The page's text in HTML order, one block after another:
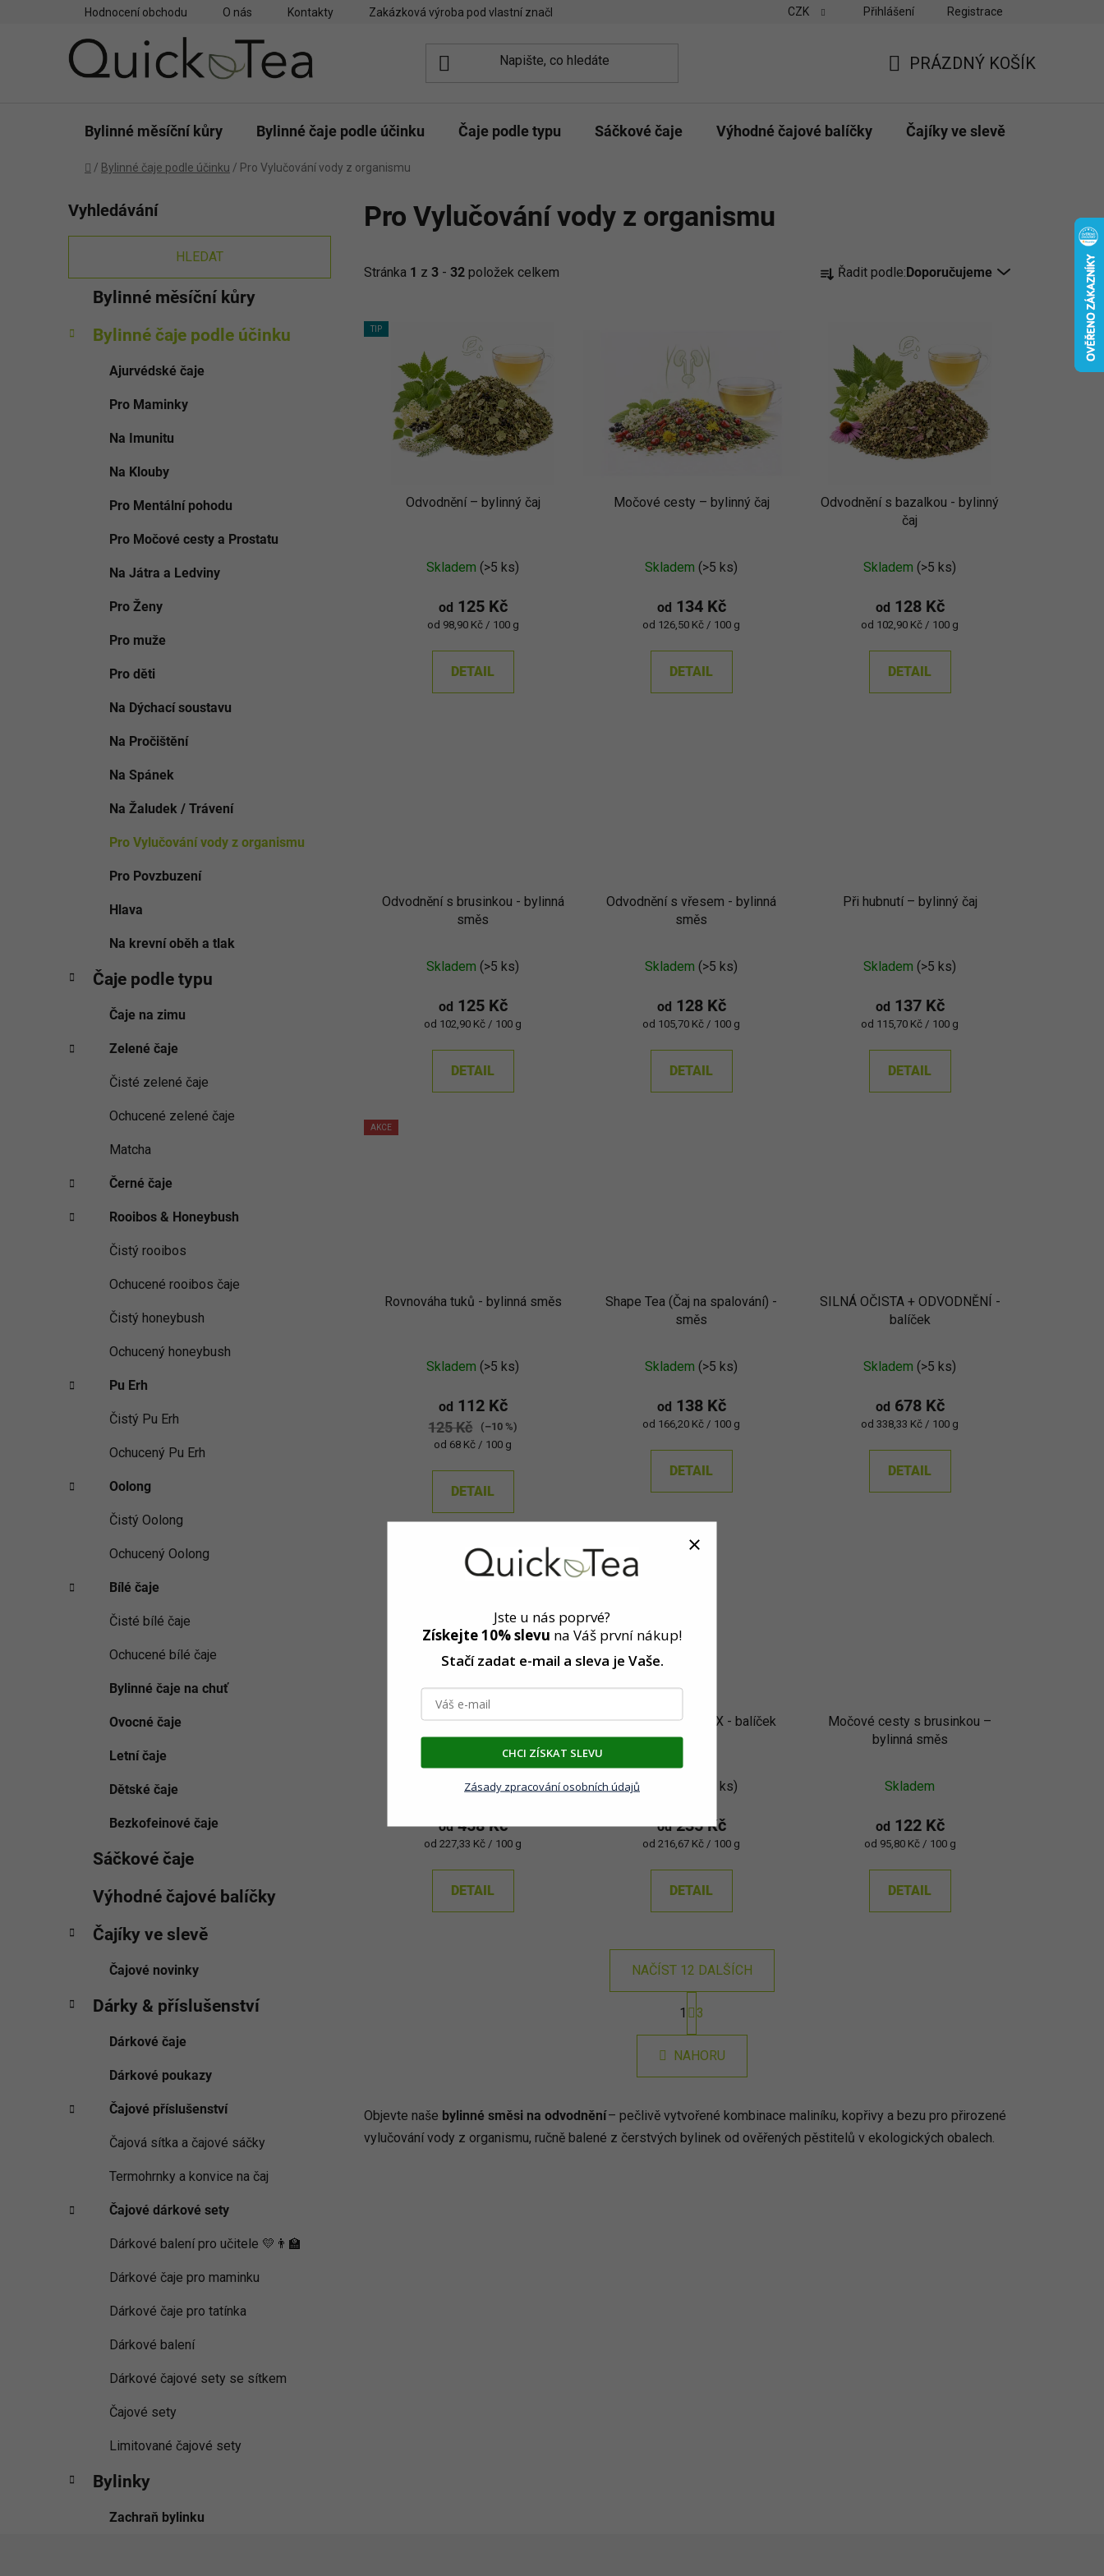
Hodnocení obchodu O nás Kontakty Zakázková výroba pod vlastní značkou Velkoobchodní odběr pro obchody Možnosti platby a
CZK Přihlášení Registrace
KOŠÍK
PRÁZDNÝ KOŠÍK
Bylinné měsíční kůry Bylinné čaje podle účinku Čaje podle typu Sáčkové čaje Výhodné čajové balíčky Čajíky ve slevě
Domů
/ Bylinné čaje podle účinku / Pro Vylučování vody z organismu
o
s
r
n
Vyhledávání
HLEDAT
kategorie
e
Bylinné měsíční kůry
Bylinné čaje podle účinku
Ajurvédské čaje
Pro Maminky
Na Imunitu
Na Klouby
Pro Mentální pohodu
Pro Močové cesty a Prostatu
Na Játra a Ledviny
Pro Ženy
Pro muže
Pro děti
Na Dýchací soustavu
Na Pročištění
Na Spánek
Na Žaludek / Trávení
Pro Vylučování vody z organismu
Pro Povzbuzení
Hlava
Na krevní oběh a tlak
Čaje podle typu
Čaje na zimu
Zelené čaje
Čisté zelené čaje
Ochucené zelené čaje
Matcha
Černé čaje
Rooibos & Honeybush
Čistý rooibos
Ochucené rooibos čaje
Čistý honeybush
Ochucený honeybush
Pu Erh
Čistý Pu Erh
Ochucený Pu Erh
Oolong
Čistý Oolong
Ochucený Oolong
Bílé čaje
Čisté bílé čaje
Ochucené bílé čaje
Bylinné čaje na chuť
Ovocné čaje
Letní čaje
Dětské čaje
Bezkofeinové čaje
Sáčkové čaje
Výhodné čajové balíčky
Čajíky ve slevě
Čajové novinky
Dárky & příslušenství
Dárkové čaje
Dárkové poukazy
Čajové příslušenství
Čajová sítka a čajové sáčky
Termohrnky a konvice na čaj
Čajové dárkové sety
Dárkové balení pro učitele 💛👨‍🏫
Dárkové čaje pro maminku
Dárkové čaje pro tatínka
Dárkové balení
Dárkové čajové sety se sítkem
Čajové sety
Limitované čajové sety
Bylinky
Zachraň bylinku
Pro Vylučování vody z organismu
Stránka 1 z 3 - 32 položek celkem
a
k
Řadit podle:Doporučujeme
V
ý
TIP
Odvodnění –⁠⁠⁠⁠⁠ bylinný čaj
hodnocení
produktu
je
z
Skladem(>5 ks)
od 125 Kč
Měrná
od 98,90 Kč / 100 g
DETAIL
Močové cesty – bylinný čaj
hodnocení
produktu
je
z
Skladem(>5 ks)
od 134 Kč
Měrná
od 126,50 Kč / 100 g
DETAIL
Odvodnění s bazalkou - bylinný
čaj
Skladem(>5 ks)
od 128 Kč
Měrná
od 102,90 Kč / 100 g
DETAIL
Odvodnění s brusinkou - bylinná
směs
Skladem(>5 ks)
od 125 Kč
Měrná
od 102,90 Kč / 100 g
DETAIL
Odvodnění s vřesem - bylinná
směs
Skladem(>5 ks)
od 128 Kč
Měrná
od 105,70 Kč / 100 g
DETAIL
Při hubnutí –⁠⁠⁠⁠⁠ bylinný čaj
Skladem(>5 ks)
od 137 Kč
Měrná
od 115,70 Kč / 100 g
DETAIL
AKCE
Rovnováha tuků - bylinná směs
Skladem(>5 ks)
od 112 Kč
125 Kč
(–10 %)
Měrná
od 68 Kč / 100 g
DETAIL
Shape Tea (Čaj na spalování) -
směs
hodnocení
produktu
je
z
Skladem(>5 ks)
od 138 Kč
Měrná
od 166,20 Kč / 100 g
DETAIL
SILNÁ OČISTA + ODVODNĚNÍ -
balíček
Skladem(>5 ks)
od 678 Kč
Měrná
od 338,33 Kč / 100 g
DETAIL
ODVODNĚNÍ MAX - balíček
Skladem(>5 ks)
od458 Kč
Měrná
od 227,33 Kč / 100 g
DETAIL
ODVODNĚNÍ DELUX - balíček
(>5 ks)
od235 Kč
Měrná
od 216,67 Kč / 100 g
DETAIL
Močové cesty s brusinkou –
bylinná směs
Skladem
od 122 Kč
Měrná
od 95,80 Kč / 100 g
DETAIL
O
v
l
á
a
c
í
NAČÍST 12 DALŠÍCH
t
r
á
n
k
v
á
n
1 3
NAHORU
Objevte naše bylinné směsi na odvodnění– pečlivě vytvořené kombinace maliníku, kopřivy a bezu pro přirozené
vylučování vody z organismu, ručně balené z čerstvých bylinek od ověřených pěstitelů v ekologických obalech.
Jste u nás poprvé?
Získejte 10% slevu na Váš první nákup!
Stačí zadat e-mail a sleva je Vaše.
CHCI ZÍSKAT SLEVU
Zásady zpracování osobních údajů